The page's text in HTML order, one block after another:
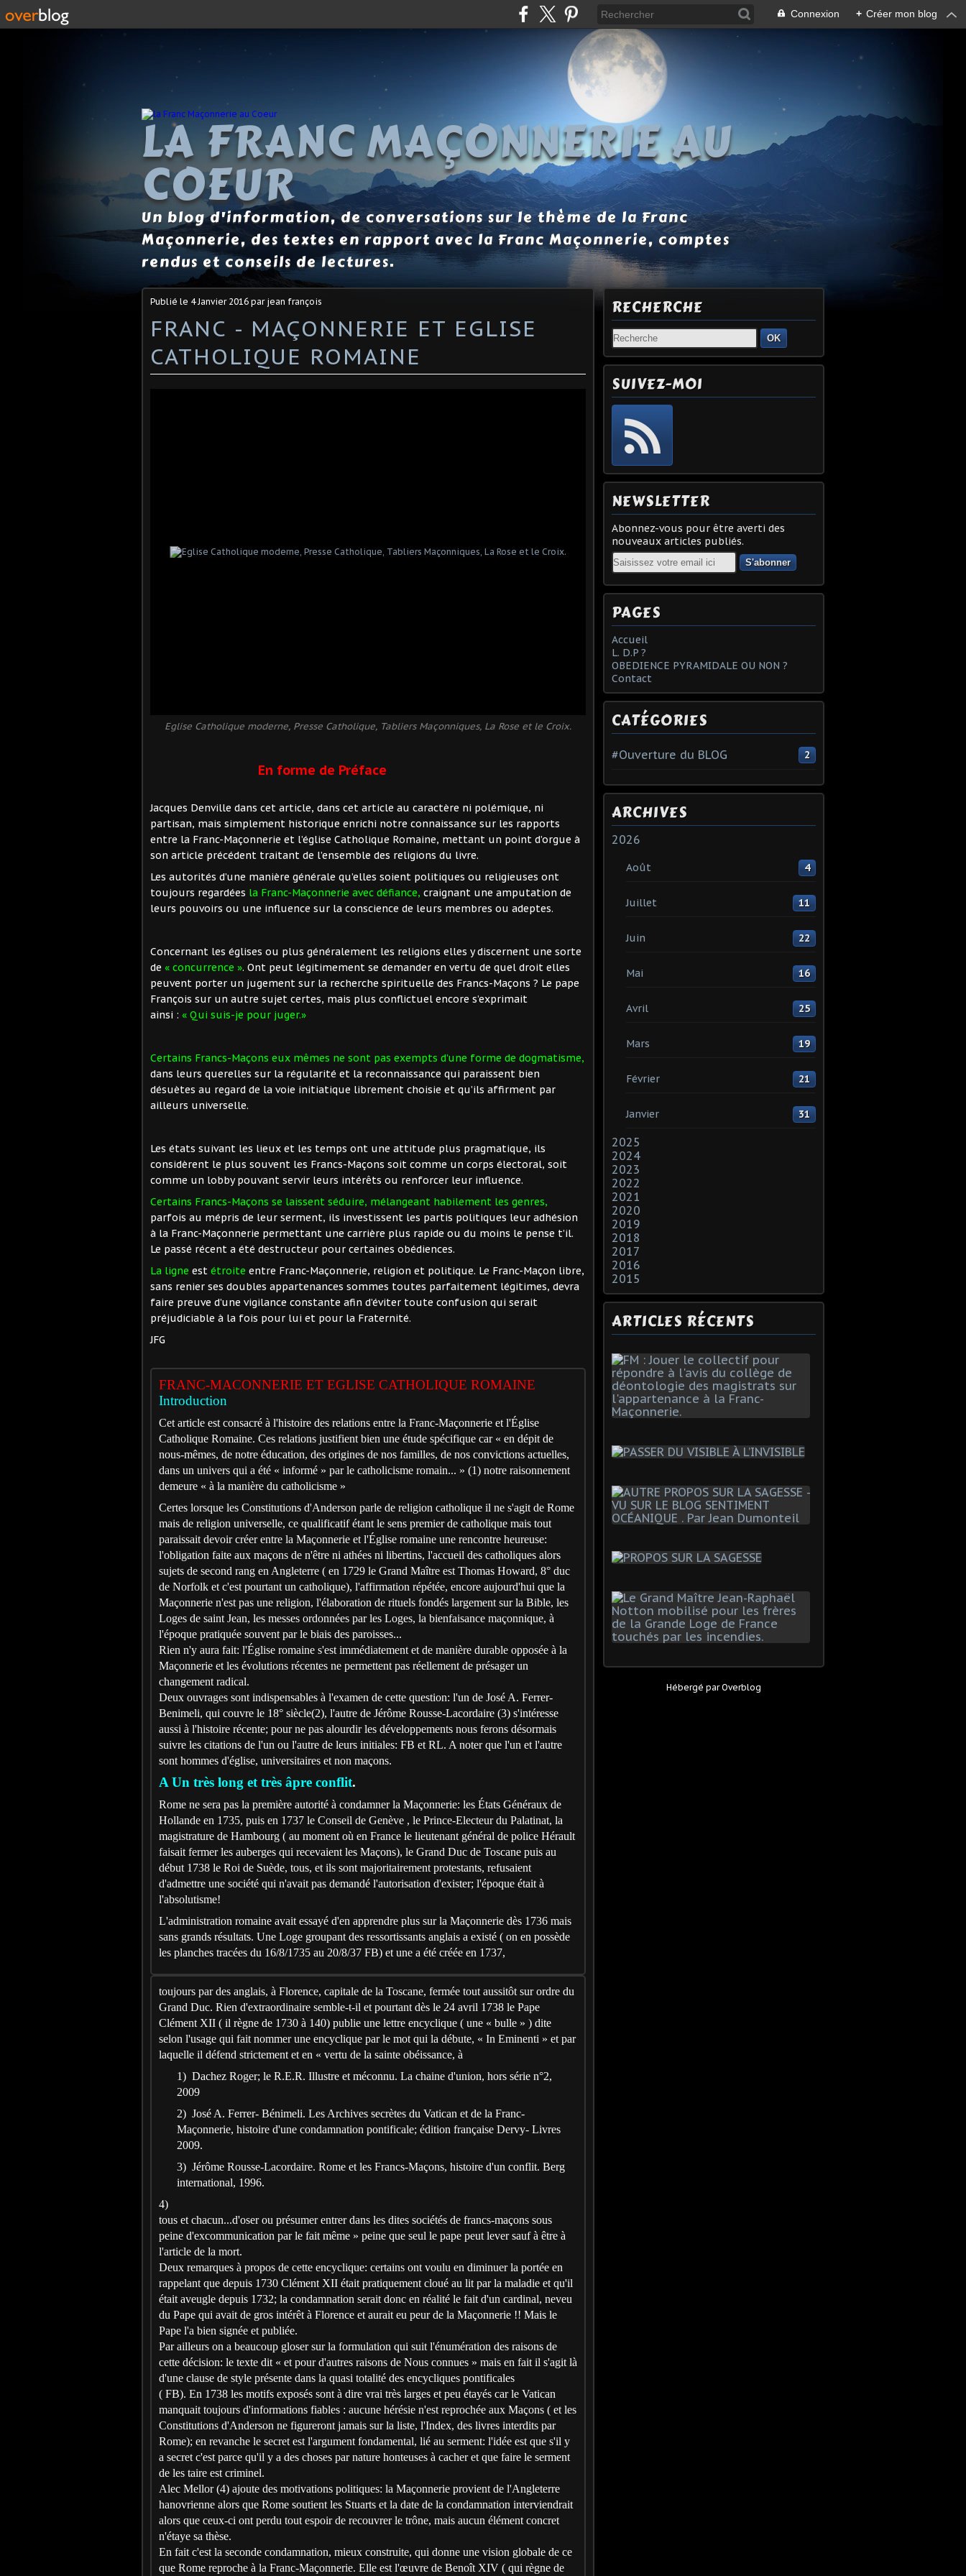
Connexion + Créer mon blog
LA FRANC MAÇONNERIE AU
COEUR
Un blog d'information, de conversations sur le thème de la Franc
Maçonnerie, des textes en rapport avec la Franc Maçonnerie, comptes
rendus et conseils de lectures.
Publié le 4 Janvier 2016 par jean françois
FRANC - MAÇONNERIE ET EGLISE
CATHOLIQUE ROMAINE
Eglise Catholique moderne, Presse Catholique, Tabliers Maçonniques, La Rose et le Croix.
En forme de Préface
Jacques Denville dans cet article, dans cet article au caractère ni polémique, ni
partisan, mais simplement historique enrichi notre connaissance sur les rapports
entre la Franc-Maçonnerie et l’église Catholique Romaine, mettant un point d’orgue à
son article précédent traitant de l’ensemble des religions du livre.
Les autorités d’une manière générale qu’elles soient politiques ou religieuses ont
toujours regardées la Franc-Maçonnerie avec défiance, craignant une amputation de
leurs pouvoirs ou une influence sur la conscience de leurs membres ou adeptes.
Concernant les églises ou plus généralement les religions elles y discernent une sorte
de « concurrence ». Ont peut légitimement se demander en vertu de quel droit elles
peuvent porter un jugement sur la recherche spirituelle des Francs-Maçons ? Le pape
François sur un autre sujet certes, mais plus conflictuel encore s’exprimait
ainsi : « Qui suis-je pour juger.»
Certains Francs-Maçons eux mêmes ne sont pas exempts d’une forme de dogmatisme,
dans leurs querelles sur la régularité et la reconnaissance qui paraissent bien
désuètes au regard de la voie initiatique librement choisie et qu’ils affirment par
ailleurs universelle.
Les états suivant les lieux et les temps ont une attitude plus pragmatique, ils
considèrent le plus souvent les Francs-Maçons soit comme un corps électoral, soit
comme un lobby pouvant servir leurs intérêts ou renforcer leur influence.
Certains Francs-Maçons se laissent séduire, mélangeant habilement les genres,
parfois au mépris de leur serment, ils investissent les partis politiques leur adhésion
à la Franc-Maçonnerie permettant une carrière plus rapide ou du moins le pense t’il.
Le passé récent a été destructeur pour certaines obédiences.
La ligne est étroite entre Franc-Maçonnerie, religion et politique. Le Franc-Maçon libre,
sans renier ses doubles appartenances sommes toutes parfaitement légitimes, devra
faire preuve d’une vigilance constante afin d’éviter toute confusion qui serait
préjudiciable à la fois pour lui et pour la Fraternité.
JFG
FRANC-MACONNERIE ET EGLISE CATHOLIQUE ROMAINE
Introduction
Cet article est consacré à l'histoire des relations entre la Franc-Maçonnerie et l'Église
Catholique Romaine. Ces relations justifient bien une étude spécifique car « en dépit de
nous-mêmes, de notre éducation, des origines de nos familles, de nos convictions actuelles,
dans un univers qui a été « informé » par le catholicisme romain... » (1) notre raisonnement
demeure « à la manière du catholicisme »
Certes lorsque les Constitutions d'Anderson parle de religion catholique il ne s'agit de Rome
mais de religion universelle, ce qualificatif étant le sens premier de catholique mais tout
paraissait devoir créer entre la Maçonnerie et l'Église romaine une rencontre heureuse:
l'obligation faite aux maçons de n'être ni athées ni libertins, l'accueil des catholiques alors
sujets de second rang en Angleterre ( en 1729 le Grand Maître est Thomas Howard, 8° duc
de Norfolk et c'est pourtant un catholique), l'affirmation répétée, encore aujourd'hui que la
Maçonnerie n'est pas une religion, l'élaboration de rituels fondés largement sur la Bible, les
Loges de saint Jean, les messes ordonnées par les Loges, la bienfaisance maçonnique, à
l'époque pratiquée souvent par le biais des paroisses...
Rien n'y aura fait: l'Église romaine s'est immédiatement et de manière durable opposée à la
Maçonnerie et les évolutions récentes ne permettent pas réellement de présager un
changement radical.
Deux ouvrages sont indispensables à l'examen de cette question: l'un de José A. Ferrer-
Benimeli, qui couvre le 18° siècle(2), l'autre de Jérôme Rousse-Lacordaire (3) s'intéresse
aussi à l'histoire récente; pour ne pas alourdir les développements nous ferons désormais
suivre les citations de l'un ou l'autre de leurs initiales: FB et RL. A noter que l'un et l'autre
sont hommes d'église, universitaires et non maçons.
A Un très long et très âpre conflit.
Rome ne sera pas la première autorité à condamner la Maçonnerie: les États Généraux de
Hollande en 1735, puis en 1737 le Conseil de Genève , le Prince-Electeur du Palatinat, la
magistrature de Hambourg ( au moment où en France le lieutenant général de police Hérault
faisait fermer les auberges qui recevaient les Maçons), le Grand Duc de Toscane puis au
début 1738 le Roi de Suède, tous, et ils sont majoritairement protestants, refusaient
d'admettre une société qui n'avait pas demandé l'autorisation d'exister; l'époque était à
l'absolutisme!
L'administration romaine avait essayé d'en apprendre plus sur la Maçonnerie dès 1736 mais
sans grands résultats. Une Loge groupant des ressortissants anglais a existé ( on en possède
les planches tracées du 16/8/1735 au 20/8/37 FB) et une a été créée en 1737,
toujours par des anglais, à Florence, capitale de la Toscane, fermée tout aussitôt sur ordre du
Grand Duc. Rien d'extraordinaire semble-t-il et pourtant dès le 24 avril 1738 le Pape
Clément XII ( il règne de 1730 à 140) publie une lettre encyclique ( une « bulle » ) dite
selon l'usage qui fait nommer une encyclique par le mot qui la débute, « In Eminenti » et par
laquelle il défend strictement et en « vertu de la sainte obéissance, à
1) Dachez Roger; le R.E.R. Illustre et méconnu. La chaine d'union, hors série n°2,
2009
2) José A. Ferrer- Bénimeli. Les Archives secrètes du Vatican et de la Franc-
Maçonnerie, histoire d'une condamnation pontificale; édition française Dervy- Livres
2009.
3) Jérôme Rousse-Lacordaire. Rome et les Francs-Maçons, histoire d'un conflit. Berg
international, 1996.
4)
tous et chacun...d'oser ou présumer entrer dans les dites sociétés de francs-maçons sous
peine d'excommunication par le fait même » peine que seul le pape peut lever sauf à être à
l'article de la mort.
Deux remarques à propos de cette encyclique: certains ont voulu en diminuer la portée en
rappelant que depuis 1730 Clément XII était pratiquement cloué au lit par la maladie et qu'il
était aveugle depuis 1732; la condamnation serait donc en réalité le fait d'un cardinal, neveu
du Pape qui avait de gros intérêt à Florence et aurait eu peur de la Maçonnerie !! Mais le
Pape l'a bien signée et publiée.
Par ailleurs on a beaucoup gloser sur la formulation qui suit l'énumération des raisons de
cette décision: le texte dit « et pour d'autres raisons de Nous connues » mais en fait il s'agit là
d'une clause de style présente dans la quasi totalité des encycliques pontificales
( FB). En 1738 les motifs exposés sont à dire vrai très larges et peu étayés car le Vatican
manquait toujours d'informations fiables : aucune hérésie n'est reprochée aux Maçons ( et les
Constitutions d'Anderson ne figureront jamais sur la liste, l'Index, des livres interdits par
Rome); en revanche le secret est l'argument fondamental, lié au serment: l'idée est que s'il y
a secret c'est parce qu'il y a des choses par nature honteuses à cacher et que faire le serment
de les taire est criminel.
Alec Mellor (4) ajoute des motivations politiques: la Maçonnerie provient de l'Angleterre
hanovrienne alors que Rome soutient les Stuarts et la date de la condamnation interviendrait
alors que ceux-ci ont perdu tout espoir de recouvrer le trône, mais aucun élément concret
n'étaye sa thèse.
En fait c'est la seconde condamnation, mieux construite, qui donne une vision globale de ce
que Rome reproche à la Franc-Maçonnerie. Elle est l'œuvre de Benoît XIV ( qui règne de
RECHERCHE
OK
SUIVEZ-MOI
NEWSLETTER
Abonnez-vous pour être averti des
nouveaux articles publiés.
Email
PAGES
Accueil
L. D.P ?
OBEDIENCE PYRAMIDALE OU NON ?
Contact
CATÉGORIES
#Ouverture du BLOG 2
ARCHIVES
2026
Août 4
Juillet 11
Juin 22
Mai 16
Avril 25
Mars 19
Février 21
Janvier 31
2025
2024
2023
2022
2021
2020
2019
2018
2017
2016
2015
ARTICLES RÉCENTS
Hébergé parOverblog